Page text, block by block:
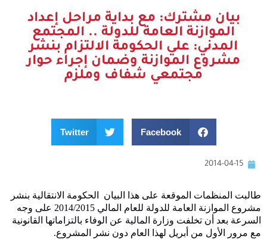
بيان مشترك: مع بداية مراحل إعداد
الموازنة العامة للدولة .. المجتمع
المدني: علي الحكومة الالتزام بنشر
مشروع الموازنة وضمان إجراء حوار
مجتمعي شفاف وملزم
Facebook
Twitter
2014-04-15
طالبت المنظمات الموقعة على هذا البيان الحكومة الانتقالية بنشر
مشروع الموازنة العامة للدولة للعام المالي 2014/2015 على وجه
السرعة بعد أن تخلفت وزارة المالية عن الوفاء بالتزاماتها القانونية
مع مرور اﻷول من أبريل لهذا العام دون نشر المشروع.